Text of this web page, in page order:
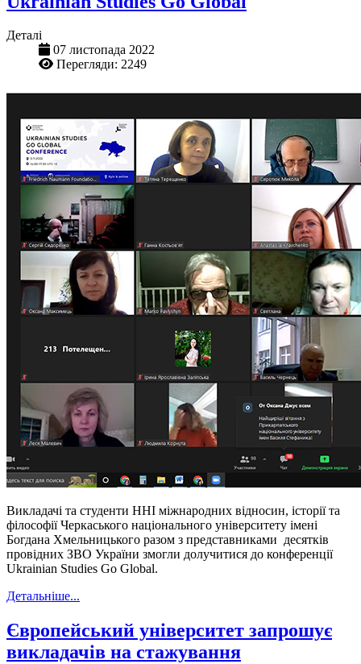
Деталі
07 листопада 2022
Перегляди: 2249
Викладачі та студенти ННІ міжнародних відносин, історії та
філософії Черкаського національного університету імені
Богдана Хмельницького разом з представниками десятків
провідних ЗВО України змогли долучитися до конференції
Ukrainian Studies Go Global.
Детальніше...
Європейський університет запрошує
викладачів на стажування